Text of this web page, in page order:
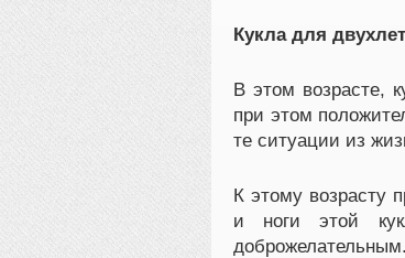
Кукла для
В этом возрасте,
при этом
те ситуации из
К этому возрасту
и ноги этой